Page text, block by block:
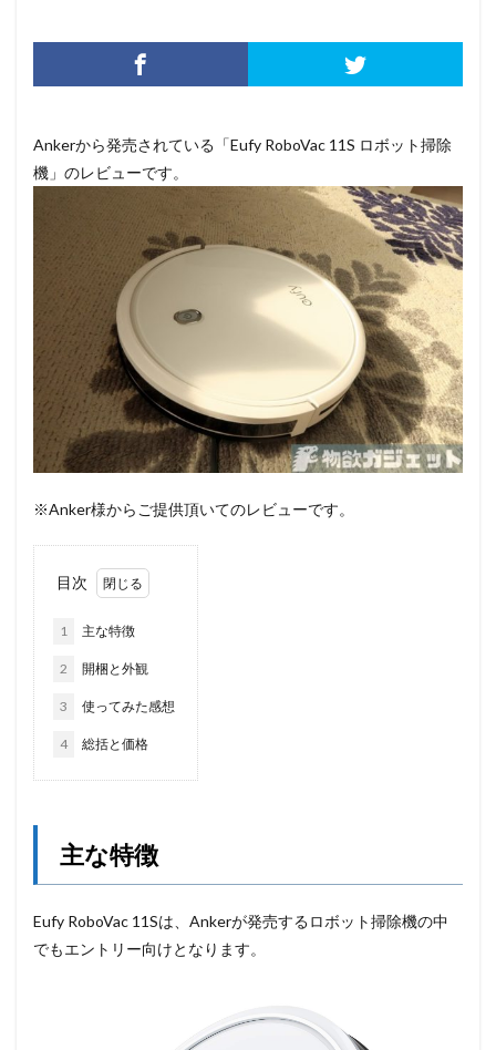
Ankerから発売されている「Eufy RoboVac 11S ロボット掃除
機」のレビューです。
※Anker様からご提供頂いてのレビューです。
目次
1 主な特徴
2 開梱と外観
3 使ってみた感想
4 総括と価格
主な特徴
Eufy RoboVac 11Sは、Ankerが発売するロボット掃除機の中
でもエントリー向けとなります。